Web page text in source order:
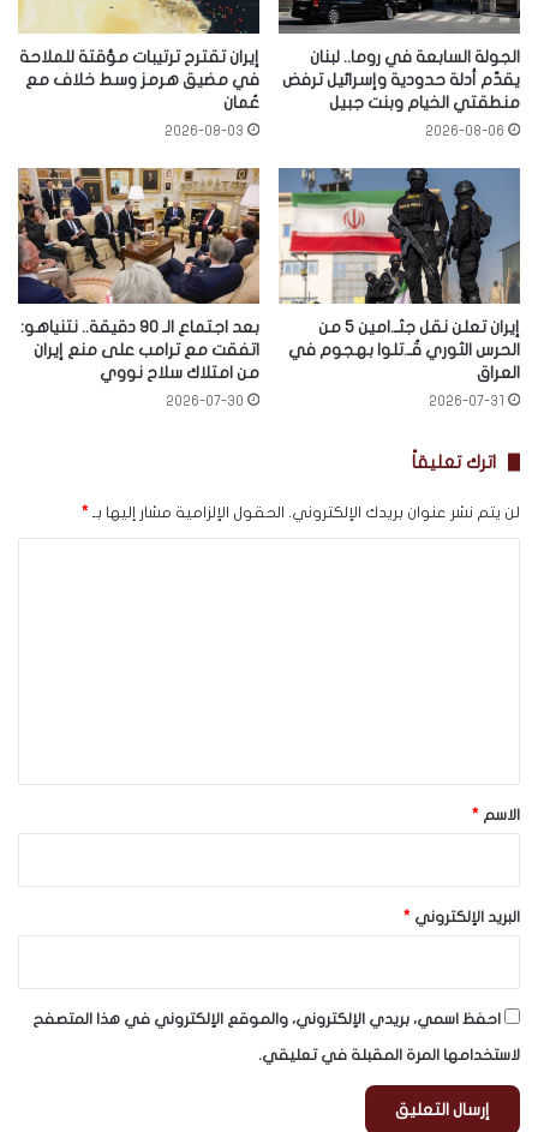
الجولة السابعة في روما.. لبنان
يقدّم أدلة حدودية وإسرائيل ترفض
منطقتي الخيام وبنت جبيل
2026-08-06
إيران تقترح ترتيبات مؤقتة للملاحة
في مضيق هرمز وسط خلاف مع
عُمان
2026-08-03
إيران تعلن نقل جثـ.امين 5 من
الحرس الثوري قُـ.تلوا بهجوم في
العراق
2026-07-31
بعد اجتماع الـ 90 دقيقة.. نتنياهو:
اتفقت مع ترامب على منع إيران
من امتلاك سلاح نووي
2026-07-30
اترك تعليقاً
لن يتم نشر عنوان بريدك الإلكتروني. الحقول الإلزامية مشار إليها بـ *
*الاسم *
البريد الإلكتروني *
احفظ اسمي، بريدي الإلكتروني، والموقع الإلكتروني في هذا المتصفح
لاستخدامها المرة المقبلة في تعليقي.